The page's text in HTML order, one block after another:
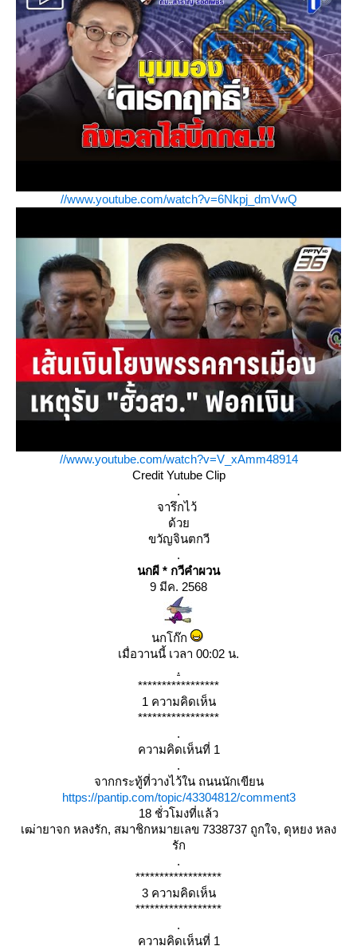
//www.youtube.com/watch?v=6Nkpj_dmVwQ
//www.youtube.com/watch?v=V_xAmm48914
Credit Yutube Clip
.
จารึกไว้
ด้ว
ขวัญจินตกวี
.
นกผี * กวีคำผวน
9 มีค. 2568
นกโก๊ก
เมื่อวานนี้ เวลา 00:02 น.
.
*****************
1 ความคิดเห็น
*****************
.
ความคิดเห็นที่ 1
.
จากกระทู้ที่วางไว้ใน ถนนนักเขียน
https://pantip.com/topic/43304812/comment3
18 ชั่วโมงที่แล้ว
เฒ่ายาจก หลงรัก, สมาชิกหมายเลข 7338737 ถูกใจ, ดุหยง หลง
รัก
.
******************
3 ความคิดเห็น
******************
.
ความคิดเห็นที่ 1